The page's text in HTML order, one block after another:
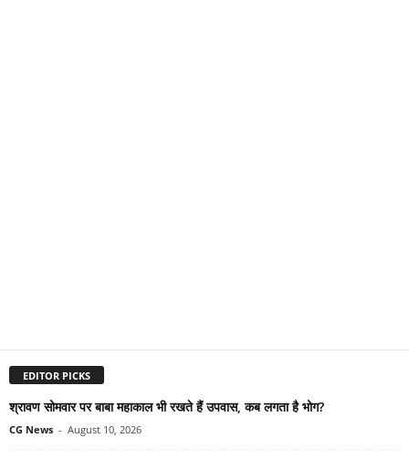
EDITOR PICKS
श्रावण सोमवार पर बाबा महाकाल भी रखते हैं उपवास, कब लगता है भोग?
CG News - August 10, 2026